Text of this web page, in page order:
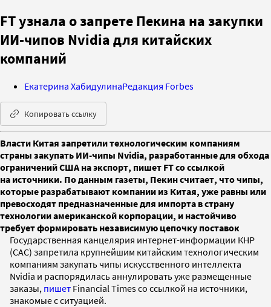
FT узнала о запрете Пекина на закупки
ИИ-чипов Nvidia для китайских
компаний
Екатерина ХабидулинаРедакция Forbes
Копировать ссылку
Власти Китая запретили технологическим компаниям
страны закупать ИИ-чипы Nvidia, разработанные для обхода
ограничений США на экспорт, пишет FT со ссылкой
на источники. По данным газеты, Пекин считает, что чипы,
которые разрабатывают компании из Китая, уже равны или
превосходят предназначенные для импорта в страну
технологии американской корпорации, и настойчиво
требует формировать независимую цепочку поставок
Государственная канцелярия интернет-информации КНР
(CAC) запретила крупнейшим китайским технологическим
компаниям закупать чипы искусственного интеллекта
Nvidia и распорядилась аннулировать уже размещенные
заказы, пишет Financial Times со ссылкой на источники,
знакомые с ситуацией.